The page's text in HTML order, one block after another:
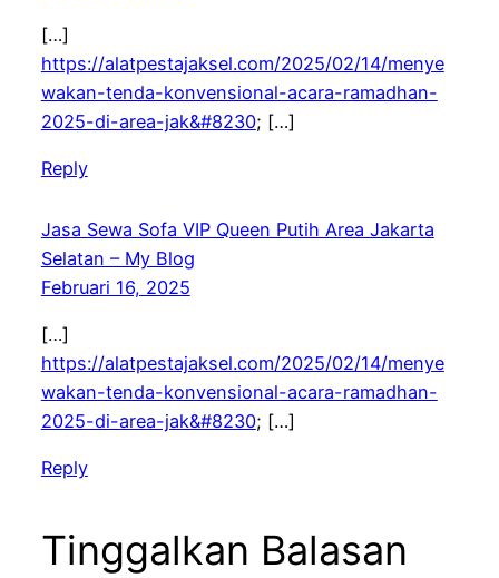
[…]
https://alatpestajaksel.com/2025/02/14/menye
wakan-tenda-konvensional-acara-ramadhan-
2025-di-area-jak&#8230; […]
Reply
Jasa Sewa Sofa VIP Queen Putih Area Jakarta
Selatan – My Blog
Februari 16, 2025
[…]
https://alatpestajaksel.com/2025/02/14/menye
wakan-tenda-konvensional-acara-ramadhan-
2025-di-area-jak&#8230; […]
Reply
Tinggalkan Balasan